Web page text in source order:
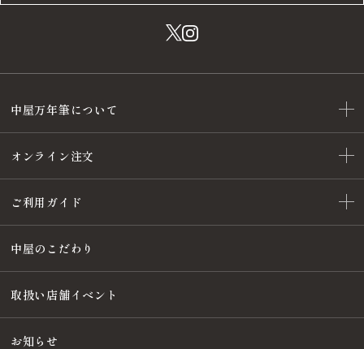
中屋万年筆について
オンライン注文
ご利用ガイド
中屋のこだわり
取扱い店舗イベント
お知らせ